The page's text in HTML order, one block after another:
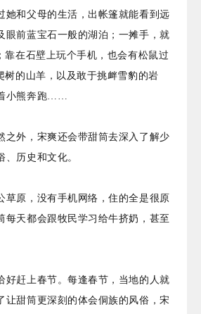
她和父母的生活，出帐篷就能看到远
眼前蓝宝石一般的湖泊；一摊手，就
靠在石壁上玩个手机，也会有松鼠过
树的山羊，以及敢于挑衅雪豹的岩
小熊奔跑……
之外，宋爽还会带甜筒去深入了解少
、历史和文化。
草原，没有手机网络，住的全是很原
每天都会跟牧民学习给牛挤奶，甚至
好赶上春节。每逢春节，当地的人就
让甜筒更深刻的体会侗族的风俗，宋